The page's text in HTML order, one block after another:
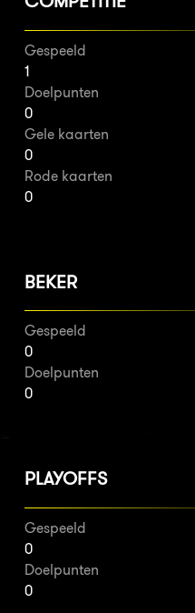
Gespeeld
1
Doelpunten
0
Gele kaarten
0
Rode kaarten
0
BEKER
Gespeeld
0
Doelpunten
0
PLAYOFFS
Gespeeld
0
Doelpunten
0